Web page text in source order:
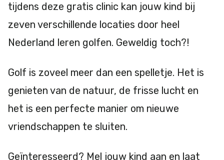
tijdens deze gratis clinic kan jouw kind bij
zeven verschillende locaties door heel
Nederland leren golfen. Geweldig toch?!
Golf is zoveel meer dan een spelletje. Het is
genieten van de natuur, de frisse lucht en
het is een perfecte manier om nieuwe
vriendschappen te sluiten.
Geïnteresseerd? Mel jouw kind aan en laat